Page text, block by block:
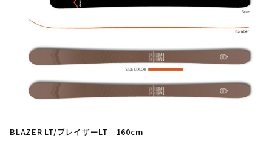
BLAZER LT/ブレイザーLT 160cm